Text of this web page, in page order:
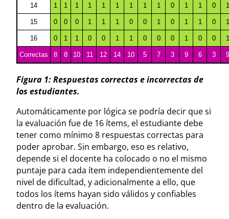
14 1 1 1 1 1 1 1 1 1 0 1 1 0 1
15 0 0 0 1 1 1 0 0 1 0 1 1 0 1
16 0 1 1 0 0 1 1 0 0 0 1 0 0 1
Correctas 8 8 10 11 12 14 10 5 7 3 9 6 3 9
Figura 1: Respuestas correctas e incorrectas de
los estudiantes.
Automáticamente por lógica se podría decir que si
la evaluación fue de 16 ítems, el estudiante debe
tener como mínimo 8 respuestas correctas para
poder aprobar. Sin embargo, eso es relativo,
depende si el docente ha colocado o no el mismo
puntaje para cada ítem independientemente del
nivel de dificultad, y adicionalmente a ello, que
todos los ítems hayan sido válidos y confiables
dentro de la evaluación.